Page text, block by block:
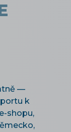
—
k
shopu,